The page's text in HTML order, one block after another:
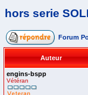
hors serie
Forum
Auteur
engins-bspp
Vétéran